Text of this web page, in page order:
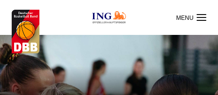
OFFIZIELLER HAUPTSPONSOR